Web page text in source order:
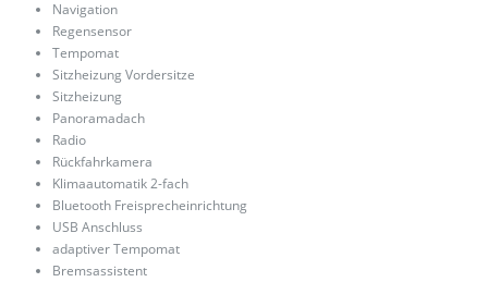
Navigation
Regensensor
Tempomat
Sitzheizung Vordersitze
Sitzheizung
Panoramadach
Radio
Rückfahrkamera
Klimaautomatik 2-fach
Bluetooth Freisprecheinrichtung
USB Anschluss
adaptiver Tempomat
Bremsassistent